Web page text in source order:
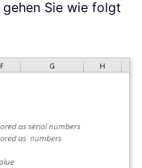
Sie wie folgt